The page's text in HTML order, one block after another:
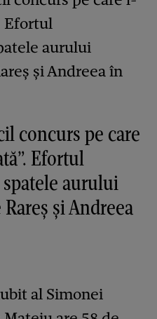
concurs pe care
Efortul
aurului
și Andreea